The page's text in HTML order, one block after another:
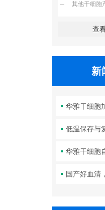
其他干细胞
查
新
国产好血清